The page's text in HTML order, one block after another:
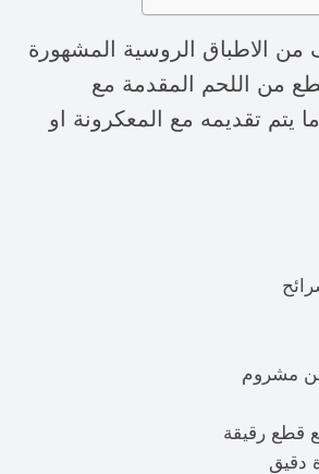
من الاطباق الروسية المشهورة
من اللحم المقدمة مع
يتم تقديمه مع المعكرونة او
قطع رقيقة